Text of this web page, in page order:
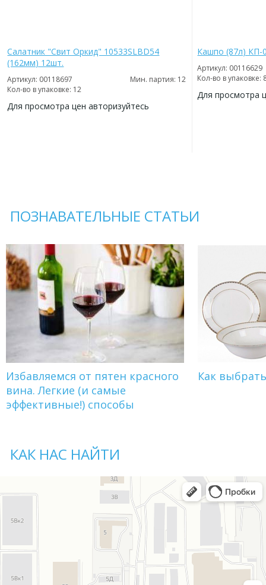
Салатник "Свит Оркид" 10533SLBD54
(162мм) 12шт.
Артикул: 00118697
Мин. партия: 12
Кол-во в упаковке: 12
Для просмотра цен авторизуйтесь
Кашпо (87л) КП-
Артикул: 00116629
Кол-во в упаковке:
Для просмотра
ПОЗНАВАТЕЛЬНЫЕ СТАТЬИ
Избавляемся от пятен красного
вина. Легкие (и самые
эффективные!) способы
Как
КАК НАС НАЙТИ